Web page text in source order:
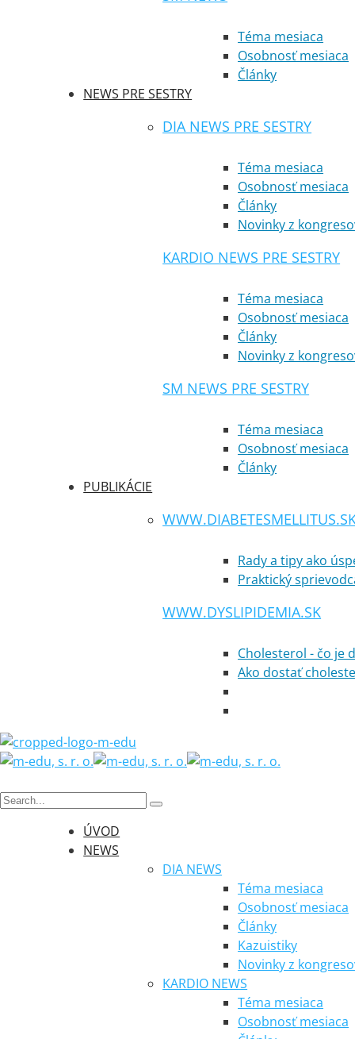
Téma mesiaca
Osobnosť mesiaca
Články
NEWS PRE SESTRY
DIA NEWS PRE SESTRY
Téma mesiaca
Osobnosť mesiaca
Články
Novinky z
KARDIO NEWS PRE SESTRY
Téma mesiaca
Osobnosť mesiaca
Články
Novinky z
SM NEWS PRE SESTRY
Téma mesiaca
Osobnosť mesiaca
Články
PUBLIKÁCIE
Rady a tipy ako
Praktický
WWW.DYSLIPIDEMIA.SK
Cholesterol - čo je
Ako dostať
ÚVOD
NEWS
DIA NEWS
Téma mesiaca
Osobnosť mesiaca
Články
Kazuistiky
Novinky z
KARDIO NEWS
Téma mesiaca
Osobnosť mesiaca